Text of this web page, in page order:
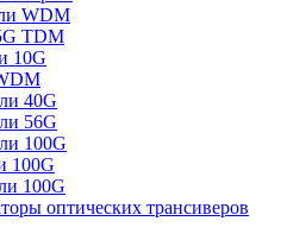
WDM
TDM
10G
40G
56G
100G
100G
100G
оптических трансиверов